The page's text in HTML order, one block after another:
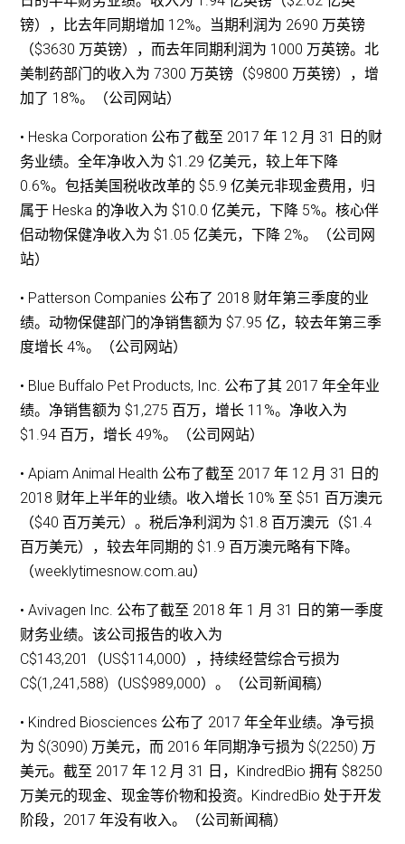
镑），比去年同期增加 12%。当期利润为 2690 万英镑
（$3630 万英镑），而去年同期利润为 1000 万英镑。北
美制药部门的收入为 7300 万英镑（$9800 万英镑），增
加了 18%。（公司网站）
• Heska Corporation 公布了截至 2017 年 12 月 31 日的财
务业绩。全年净收入为 $1.29 亿美元，较上年下降
0.6%。包括美国税收改革的 $5.9 亿美元非现金费用，归
属于 Heska 的净收入为 $10.0 亿美元，下降 5%。核心伴
侣动物保健净收入为 $1.05 亿美元，下降 2%。（公司网
站）
• Patterson Companies 公布了 2018 财年第三季度的业
绩。动物保健部门的净销售额为 $7.95 亿，较去年第三季
度增长 4%。（公司网站）
• Blue Buffalo Pet Products, Inc. 公布了其 2017 年全年业
绩。净销售额为 $1,275 百万，增长 11%。净收入为
$1.94 百万，增长 49%。（公司网站）
• Apiam Animal Health 公布了截至 2017 年 12 月 31 日的
2018 财年上半年的业绩。收入增长 10% 至 $51 百万澳元
（$40 百万美元）。税后净利润为 $1.8 百万澳元（$1.4
百万美元），较去年同期的 $1.9 百万澳元略有下降。
（weeklytimesnow.com.au）
• Avivagen Inc. 公布了截至 2018 年 1 月 31 日的第一季度
财务业绩。该公司报告的收入为
C$143,201（US$114,000），持续经营综合亏损为
C$(1,241,588)（US$989,000）。（公司新闻稿）
• Kindred Biosciences 公布了 2017 年全年业绩。净亏损
为 $(3090) 万美元，而 2016 年同期净亏损为 $(2250) 万
美元。截至 2017 年 12 月 31 日，KindredBio 拥有 $8250
万美元的现金、现金等价物和投资。KindredBio 处于开发
阶段，2017 年没有收入。（公司新闻稿）